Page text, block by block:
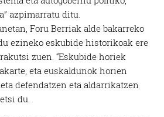
azpimarratu ditu.
Foru Berriak alde bakarreko
ezineko eskubide historikoak ere
zuen. “Eskubide horiek
eta euskaldunok horien
defendatzen eta aldarrikatzen
du.